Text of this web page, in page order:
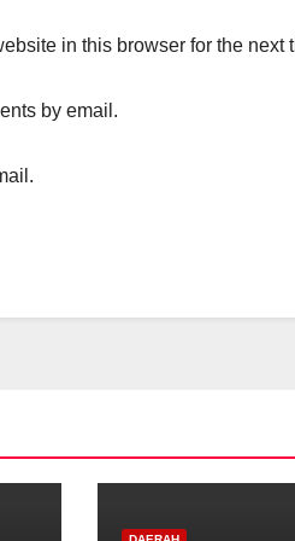
in this browser for the next
by email.